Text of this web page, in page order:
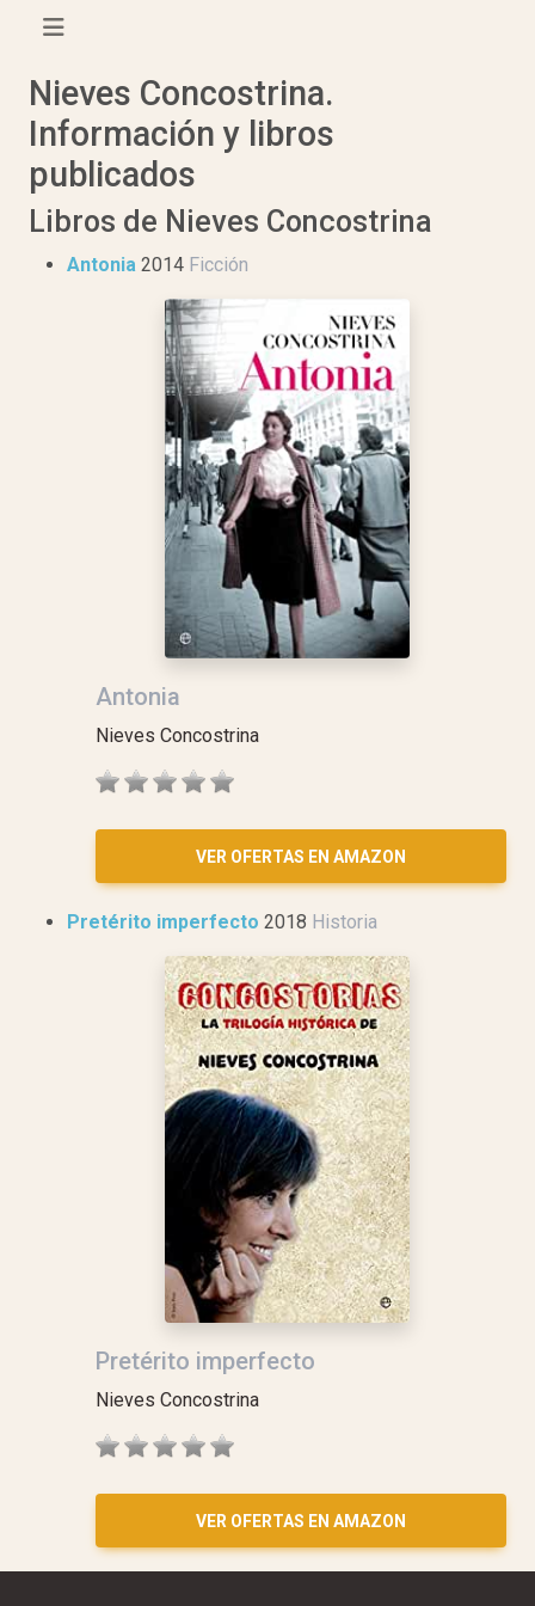
Nieves Concostrina.
Información y libros
publicados
Libros de Nieves Concostrina
Antonia 2014 Ficción
Antonia
Nieves Concostrina
VER OFERTAS EN AMAZON
Pretérito imperfecto 2018 Historia
Pretérito imperfecto
Nieves Concostrina
VER OFERTAS EN AMAZON